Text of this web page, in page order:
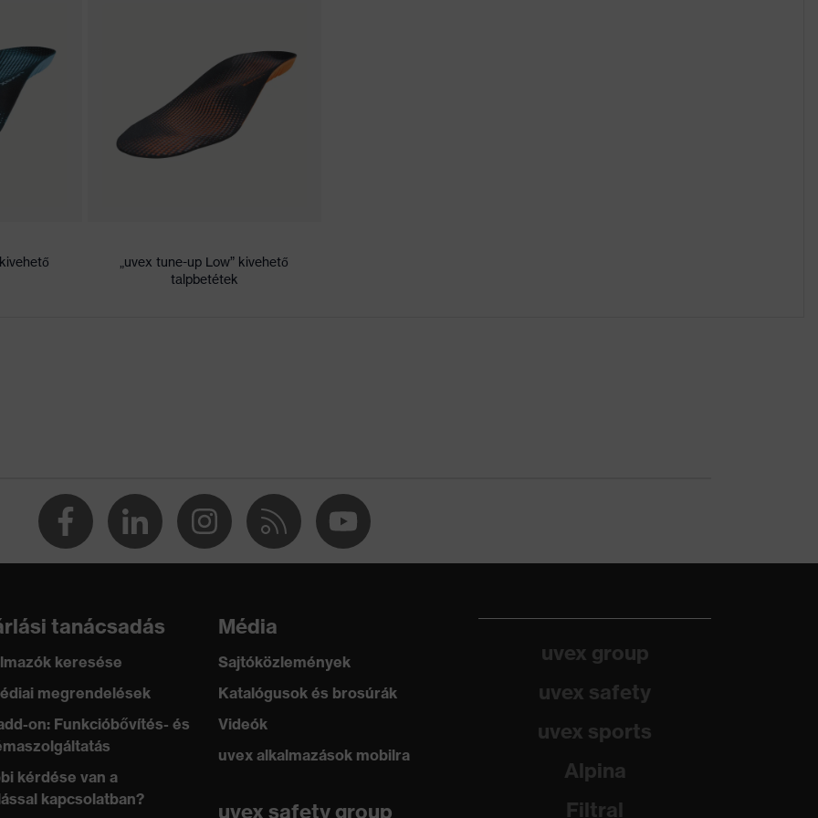
kiváló minőség, dizájn, praktikum, ergonómia”,
terméke”
(ESD) vonatkozó előírásokat
„uvex tune-up Low” kivehető
talpbetétek
tanácsadás
keresése
megrendelések
on: Funkcióbővítés- és
kérdése van a
kapcsolatban?
Média
Sajtóközlemények
Katalógusok és brosúrák
Videók
uvex alkalmazások mobilra
uvex safety group
uvex group
uvex safety
uvex sports
Alpina
Filtral